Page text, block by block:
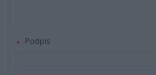
Podpis